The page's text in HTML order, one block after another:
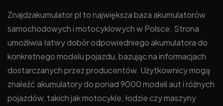
Znajdzakumulator.pl to największa baza akumulatorów
samochodowych i motocyklowych w Polsce. Strona
umożliwia łatwy dobór odpowiedniego akumulatora do
konkretnego modelu pojazdu, bazując na informacjach
dostarczanych przez producentów. Użytkownicy mogą
znaleźć akumulatory do ponad 9000 modeli aut i różnych
pojazdów, takich jak motocykle, łodzie czy maszyny